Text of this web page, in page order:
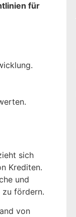
für
sich
Krediten.
und
zu fördern.
von